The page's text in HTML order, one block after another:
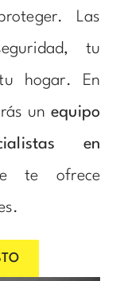
Las
tu
hogar. En
un equipo
en
te ofrece